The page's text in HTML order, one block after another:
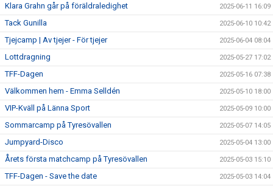
Klara Grahn går på föräldraledighet 2025-06-11 16:09
Tack Gunilla 2025-06-10 10:42
Tjejcamp | Av tjejer - För tjejer 2025-06-04 08:04
Lottdragning 2025-05-27 17:02
TFF-Dagen 2025-05-16 07:38
Välkommen hem - Emma Selldén 2025-05-10 18:00
VIP-Kväll på Länna Sport 2025-05-09 10:00
Sommarcamp på Tyresövallen 2025-05-07 14:05
Jumpyard-Disco 2025-05-04 13:00
Årets första matchcamp på Tyresövallen 2025-05-03 15:10
TFF-Dagen - Save the date 2025-05-03 14:04